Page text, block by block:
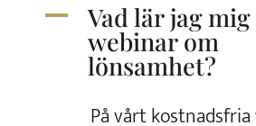
A Vad lär jag
webinar om
lönsamhet?
På vårt